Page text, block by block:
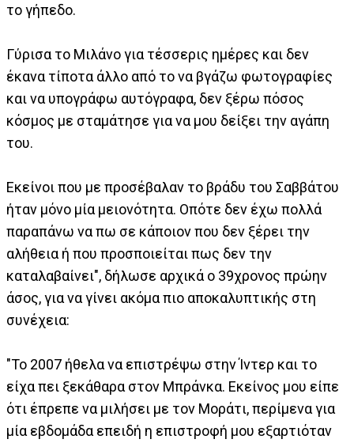
το γήπεδο.
Γύρισα το Μιλάνο για τέσσερις ημέρες και δεν
έκανα τίποτα άλλο από το να βγάζω φωτογραφίες
και να υπογράφω αυτόγραφα, δεν ξέρω πόσος
κόσμος με σταμάτησε για να μου δείξει την αγάπη
του.
Εκείνοι που με προσέβαλαν το βράδυ του Σαββάτου
ήταν μόνο μία μειονότητα. Οπότε δεν έχω πολλά
παραπάνω να πω σε κάποιον που δεν ξέρει την
αλήθεια ή που προσποιείται πως δεν την
καταλαβαίνει", δήλωσε αρχικά ο 39χρονος πρώην
άσος, για να γίνει ακόμα πιο αποκαλυπτικής στη
συνέχεια:
"Το 2007 ήθελα να επιστρέψω στην Ίντερ και το
είχα πει ξεκάθαρα στον Μπράνκα. Εκείνος μου είπε
ότι έπρεπε να μιλήσει με τον Μοράτι, περίμενα για
μία εβδομάδα επειδή η επιστροφή μου εξαρτιόταν